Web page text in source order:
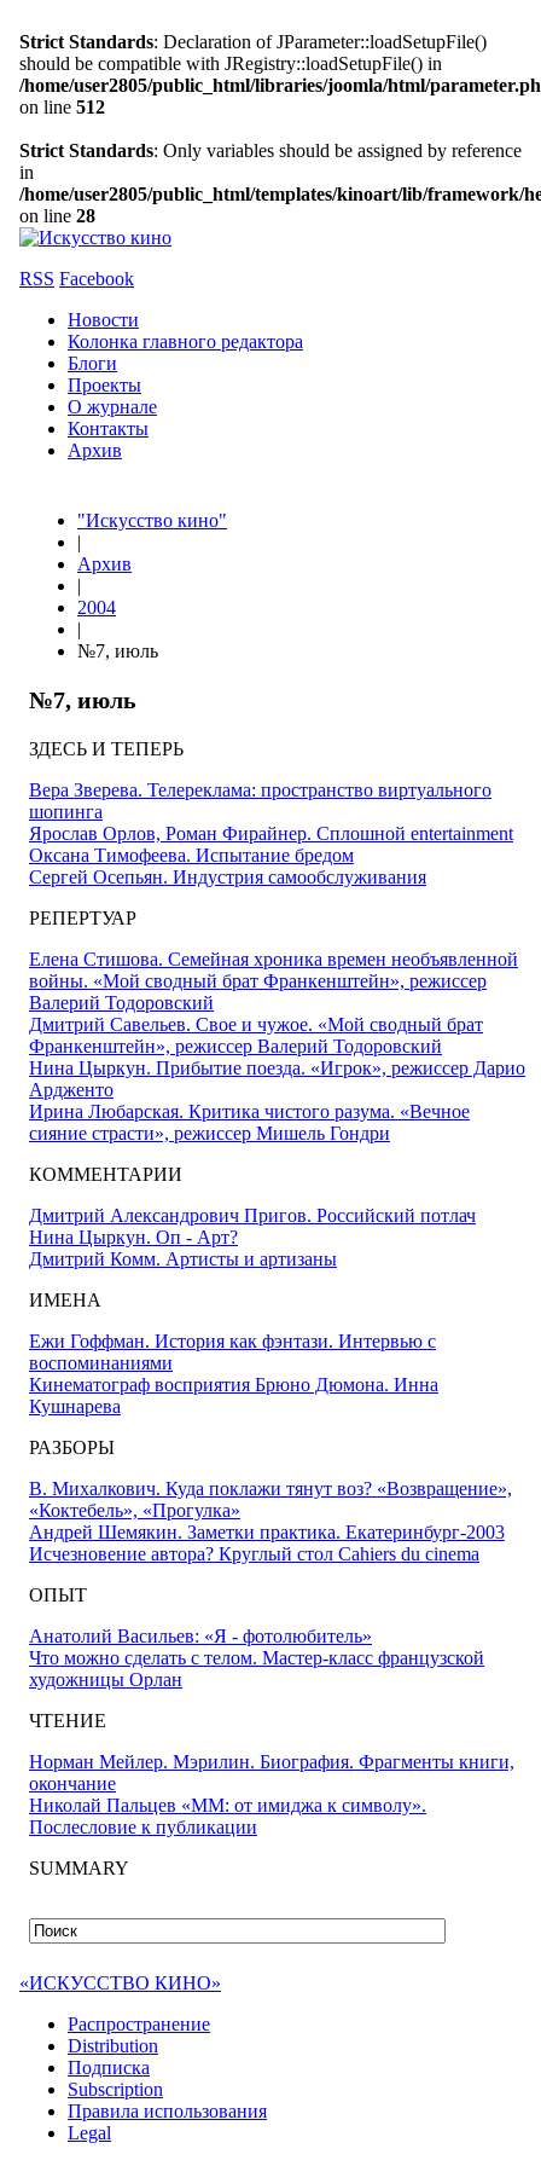
Strict Standards: Declaration of JParameter::loadSetupFile()
should be compatible with JRegistry::loadSetupFile() in
/home/user2805/public_html/libraries/joomla/html/
on line 512
Strict Standards: Only variables should be assigned by reference
in
/home/user2805/public_html/templates/kinoart/lib/framework/
on line 28
RSS Facebook
Новости
Колонка главного редактора
Блоги
Проекты
О журнале
Контакты
Архив
"Искусство кино"
|
Архив
|
2004
|
№7, июль
№7, июль
ЗДЕСЬ И ТЕПЕРЬ
Вера Зверева. Телереклама: пространство виртуального
шопинга
Ярослав Орлов, Роман Фирайнер. Сплошной entertainment
Оксана Тимофеева. Испытание бредом
Сергей Осепьян. Индустрия самообслуживания
РЕПЕРТУАР
Елена Стишова. Семейная хроника времен необъявленной
войны. «Мой сводный брат Франкенштейн», режиссер
Валерий Тодоровский
Дмитрий Савельев. Свое и чужое. «Мой сводный брат
Франкенштейн», режиссер Валерий Тодоровский
Нина Цыркун. Прибытие поезда. «Игрок», режиссер Дарио
Ардженто
Ирина Любарская. Критика чистого разума. «Вечное
сияние страсти», режиссер Мишель Гондри
КОММЕНТАРИИ
Дмитрий Александрович Пригов. Российский потлач
Нина Цыркун. Oп - Арт?
Дмитрий Комм. Артисты и артизаны
ИМЕНА
Ежи Гоффман. История как фэнтази. Интервью с
воспоминаниями
Кинематограф восприятия Брюно Дюмона. Инна
Кушнарева
РАЗБОРЫ
В. Михалкович. Куда поклажи тянут воз? «Возвращение»,
«Коктебель», «Прогулка»
Андрей Шемякин. Заметки практика. Екатеринбург-2003
Исчезновение автора? Круглый стол Cahiers du cinema
ОПЫТ
Анатолий Васильев: «Я - фотолюбитель»
Что можно сделать с телом. Мастер-класс французской
художницы Орлан
ЧТЕНИЕ
Норман Мейлер. Мэрилин. Биография. Фрагменты книги,
окончание
Николай Пальцев «ММ: от имиджа к символу».
Послесловие к публикации
SUMMARY
«ИСКУССТВО КИНО»
Распространение
Distribution
Подписка
Subscription
Правила использования
Legal